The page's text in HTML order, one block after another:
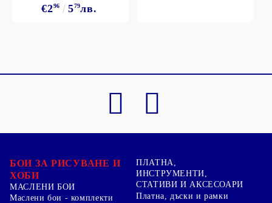
€296 579лв.
БОИ ЗА РИСУВАНЕ И
ХОБИ
МАСЛЕНИ БОИ
Маслени бои - комплекти
ПЛАТНА,
ИНСТРУМЕНТИ,
СТАТИВИ И АКСЕСОАРИ
Платна, дъски и рамки